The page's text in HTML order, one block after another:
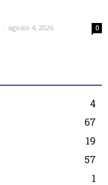
- agosto 4, 2026 0
4
67
19
57
1